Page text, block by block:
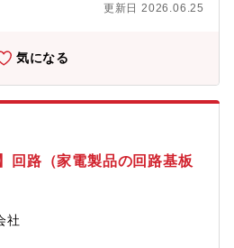
更新日 2026.06.25
気になる
回路（家電製品の回路基板
社